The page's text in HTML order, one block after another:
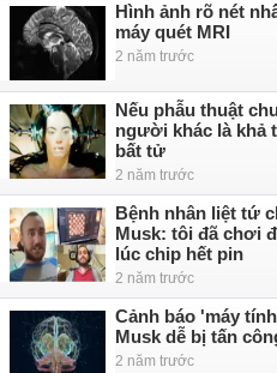
Hình ảnh rõ nét
máy quét MRI
2 năm trước
Nếu phẫu thuật
người khác là khả
bất tử
2 năm trước
Bệnh nhân liệt tứ
Musk: tôi đã chơi
lúc chip hết pin
2 năm trước
Cảnh báo 'máy
Musk dễ bị tấn
2 năm trước